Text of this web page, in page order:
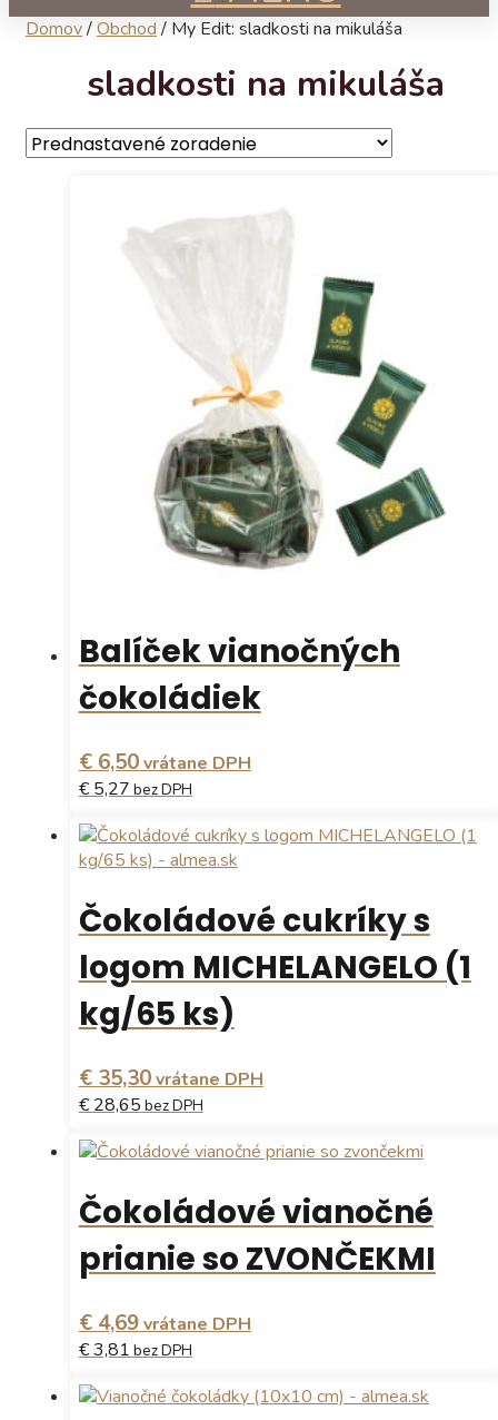
Domov/Obchod / My Edit: sladkosti na mikuláša
sladkosti na mikuláša
Balíček vianočných
čokoládiek
€ 6,50vrátane DPH
€ 5,27 bez DPH
Čokoládové cukríky s
logom MICHELANGELO (1
kg/65 ks)
€ 35,30vrátane DPH
€ 28,65 bez DPH
Čokoládové vianočné
prianie so ZVONČEKMI
€ 4,69vrátane DPH
€ 3,81 bez DPH